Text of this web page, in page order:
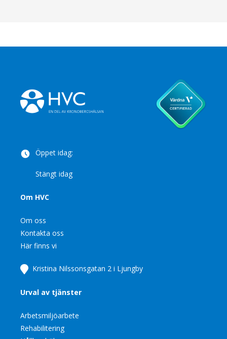
Öppet idag:
Stängt idag
Om HVC
Om oss
Kontakta oss
Här finns vi
Kristina Nilssonsgatan 2 i Ljungby
Urval av tjänster
Arbetsmiljöarbete
Rehabilitering